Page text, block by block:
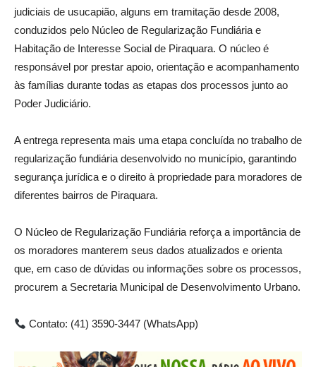
judiciais de usucapião, alguns em tramitação desde 2008,
conduzidos pelo Núcleo de Regularização Fundiária e
Habitação de Interesse Social de Piraquara. O núcleo é
responsável por prestar apoio, orientação e acompanhamento
às famílias durante todas as etapas dos processos junto ao
Poder Judiciário.
A entrega representa mais uma etapa concluída no trabalho de
regularização fundiária desenvolvido no município, garantindo
segurança jurídica e o direito à propriedade para moradores de
diferentes bairros de Piraquara.
O Núcleo de Regularização Fundiária reforça a importância de
os moradores manterem seus dados atualizados e orienta
que, em caso de dúvidas ou informações sobre os processos,
procurem a Secretaria Municipal de Desenvolvimento Urbano.
Contato: (41) 3590-3447 (WhatsApp)